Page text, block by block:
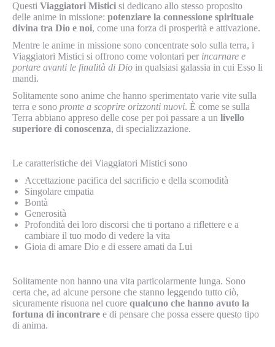
Questi Viaggiatori Mistici si dedicano allo stesso proposito
delle anime in missione: potenziare la connessione spirituale
divina tra Dio e noi, come una forza di prosperità e attivazione.
Mentre le anime in missione sono concentrate solo sulla terra, i
Viaggiatori Mistici si offrono come volontari per incarnare e
portare avanti le finalità di Dio in qualsiasi galassia in cui Esso li
mandi.
Solitamente sono anime che hanno sperimentato varie vite sulla
terra e sono pronte a scoprire orizzonti nuovi. È come se sulla
Terra abbiano appreso delle cose per poi passare a un livello
superiore di conoscenza, di specializzazione.
Le caratteristiche dei Viaggiatori Mistici sono
Accettazione pacifica del sacrificio e della scomodità
Singolare empatia
Bontà
Generosità
Profondità dei loro discorsi che ti portano a riflettere e a
cambiare il tuo modo di vedere la vita
Gioia di amare Dio e di essere amati da Lui
Solitamente non hanno una vita particolarmente lunga. Sono
certa che, ad alcune persone che stanno leggendo tutto ciò,
sicuramente risuona nel cuore qualcuno che hanno avuto la
fortuna di incontrare e di pensare che possa essere questo tipo
di anima.